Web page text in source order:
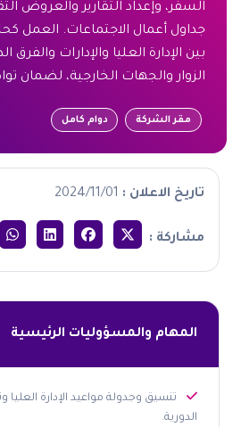
مقر الشركة دوام كامل
السفر، وإعداد التقارير والعروض
جداول أعمال الاجتماعات. العمل
بين الإدارة العليا والإدارات والفرق
الزوار والجهات الخارجية، لضمان
تاريخ الاعلان :
مشاركة :
المهام والمسؤوليات الرئيسية
تنسيق وجدولة مواعيد الإدارة العليا
الدورية.